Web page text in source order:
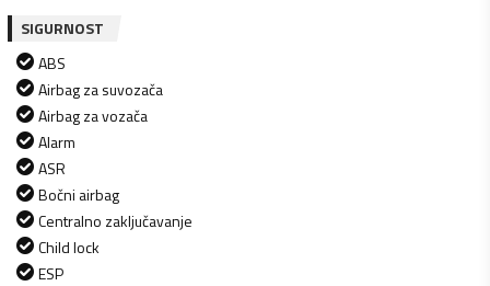
SIGURNOST
ABS
Airbag za suvozača
Airbag za vozača
Alarm
ASR
Bočni airbag
Centralno zaključavanje
Child lock
ESP